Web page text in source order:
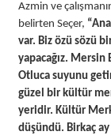
Azmin ve
belirten Seçer,
var. Biz özü sözü
yapacağız.
Otluca suyunu
güzel bir kültür
yeridir. Kültür
düşündü. Birkaç